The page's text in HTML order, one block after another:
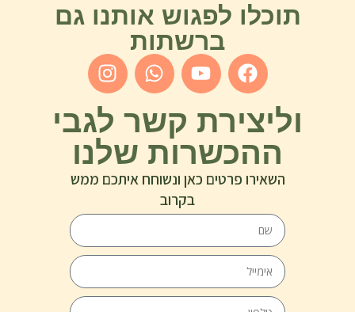
תוכלו לפגוש אותנו גם
ברשתות
וליצירת קשר לגבי
ההכשרות שלנו
השאירו פרטים כאן ונשוחח איתכם ממש
בקרוב